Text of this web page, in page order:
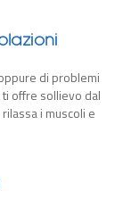
di problemi
offre sollievo dal
i muscoli e